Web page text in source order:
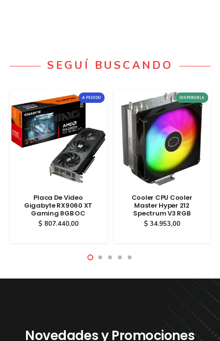
SEGUÍ BUSCANDO
A PEDIDO
Placa De Video
Gigabyte RX9060 XT
Gaming 8GB OC
$807.440,00
DISPONIBLE
Cooler CPU Cooler
Master Hyper 212
Spectrum V3 RGB
$34.953,00
Novedades y Promociones